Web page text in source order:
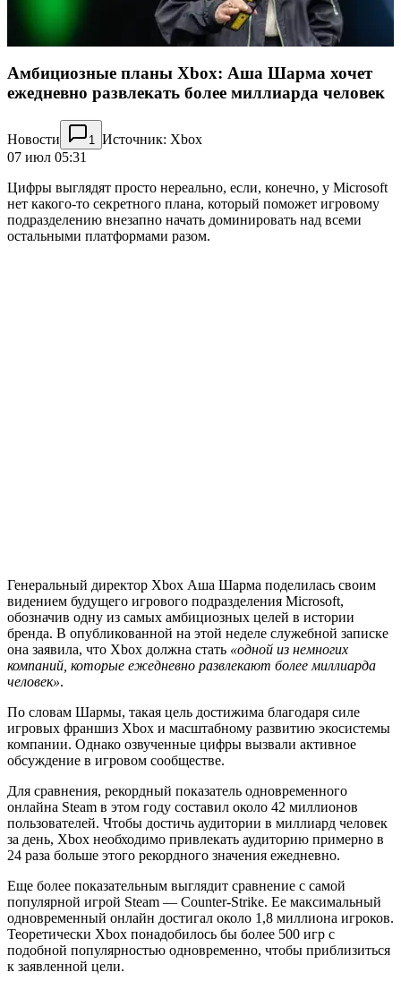
Амбициозные планы Xbox: Аша Шарма хочет
ежедневно развлекать более миллиарда человек
Новости 1
Источник: Xbox
07 июл 05:31
Цифры выглядят просто нереально, если, конечно, у Microsoft
нет какого-то секретного плана, который поможет игровому
подразделению внезапно начать доминировать над всеми
остальными платформами разом.
Генеральный директор Xbox Аша Шарма поделилась своим
видением будущего игрового подразделения Microsoft,
обозначив одну из самых амбициозных целей в истории
бренда. В опубликованной на этой неделе служебной записке
она заявила, что Xbox должна стать «одной из немногих
компаний, которые ежедневно развлекают более миллиарда
человек».
По словам Шармы, такая цель достижима благодаря силе
игровых франшиз Xbox и масштабному развитию экосистемы
компании. Однако озвученные цифры вызвали активное
обсуждение в игровом сообществе.
Для сравнения, рекордный показатель одновременного
онлайна Steam в этом году составил около 42 миллионов
пользователей. Чтобы достичь аудитории в миллиард человек
за день, Xbox необходимо привлекать аудиторию примерно в
24 раза больше этого рекордного значения ежедневно.
Еще более показательным выглядит сравнение с самой
популярной игрой Steam — Counter-Strike. Ее максимальный
одновременный онлайн достигал около 1,8 миллиона игроков.
Теоретически Xbox понадобилось бы более 500 игр с
подобной популярностью одновременно, чтобы приблизиться
к заявленной цели.